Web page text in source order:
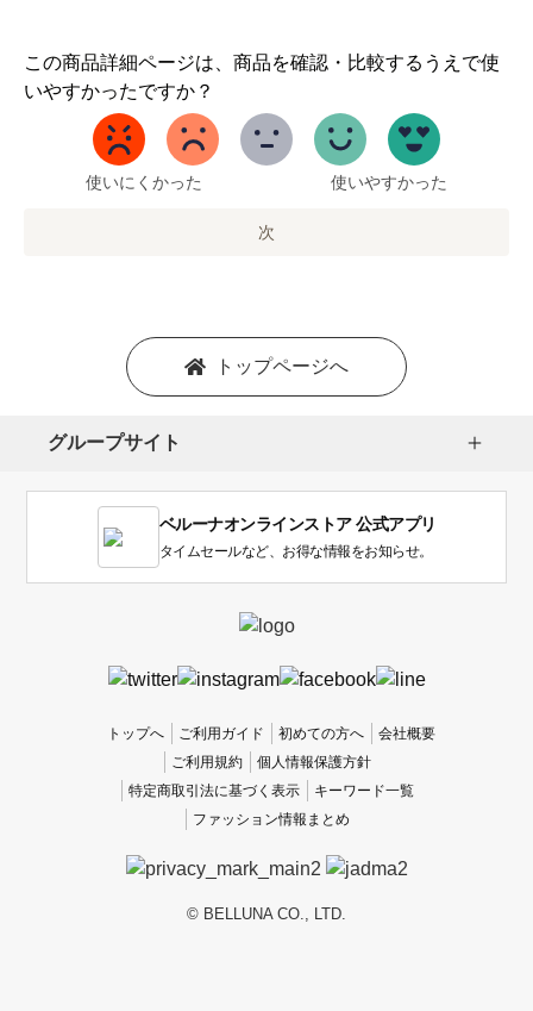
この商品詳細ページは、商品を確認・比較するうえで使
いやすかったですか？
1
か
い
使いにくかった 使いやすかった
次
トップページへ
グループサイト
ベルーナオンラインストア 公式アプリ
タイムセールなど、お得な情報をお知らせ。
トップへ ご利用ガイド 初めての方へ
会社概要
ご利用規約
個人情報保護方針
特定商取引法に基づく表示
キーワード一覧
ファッション情報まとめ
© BELLUNA CO., LTD.